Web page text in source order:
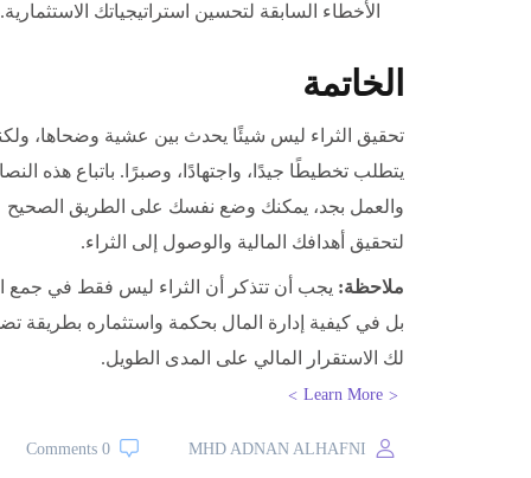
الأخطاء السابقة لتحسين استراتيجياتك الاستثمارية.
الخاتمة
تحقيق الثراء ليس شيئًا يحدث بين عشية وضحاها،
يتطلب تخطيطًا جيدًا، واجتهادًا، وصبرًا. باتباع هذه
والعمل بجد، يمكنك وضع نفسك على الطريق الصحيح
لتحقيق أهدافك المالية والوصول إلى الثراء.
ملاحظة: يجب أن تتذكر أن الثراء ليس فقط في جمع
بل في كيفية إدارة المال بحكمة واستثماره بطريقة
لك الاستقرار المالي على المدى الطويل.
Learn More
MHD ADNAN ALHAFNI
0 Comments